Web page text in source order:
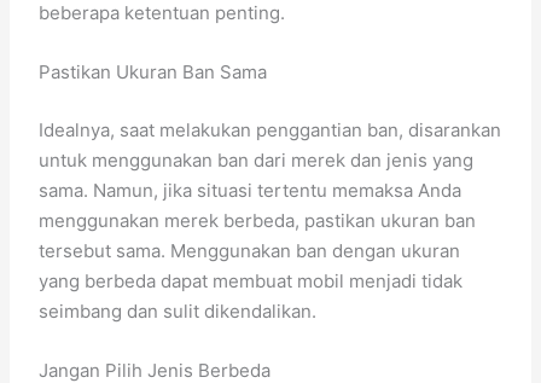
beberapa ketentuan penting.
Pastikan Ukuran Ban Sama
Idealnya, saat melakukan penggantian ban, disarankan
untuk menggunakan ban dari merek dan jenis yang
sama. Namun, jika situasi tertentu memaksa Anda
menggunakan merek berbeda, pastikan ukuran ban
tersebut sama. Menggunakan ban dengan ukuran
yang berbeda dapat membuat mobil menjadi tidak
seimbang dan sulit dikendalikan.
Jangan Pilih Jenis Berbeda